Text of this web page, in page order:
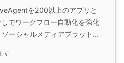
を200以上のアプリと
でワークフロー自動化を強化
ーシャルメディアプラット
理化と効率の向上に最適で
す